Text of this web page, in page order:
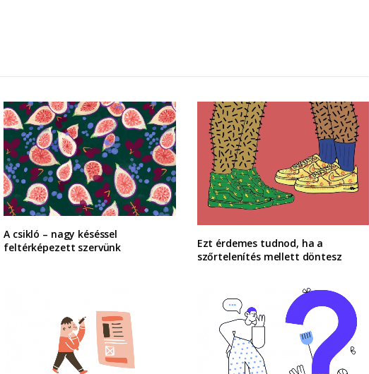
A csikló – nagy késéssel
feltérképezett szervünk
Ezt érdemes tudnod, ha a
szőrtelenítés mellett döntesz